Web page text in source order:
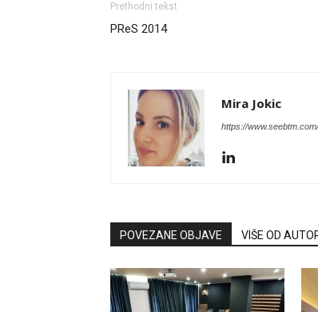
Prethodni tekst
PReS 2014
Mira Jokic
https://www.seebtm.com/
POVEZANE OBJAVE VIŠE OD